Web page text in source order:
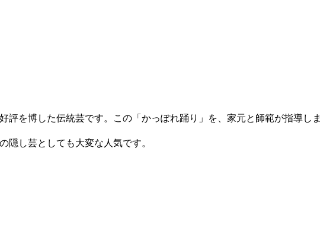
を博した伝統芸です。この「かっぽれ踊り」を、家元と師範が指導しま
隠し芸としても大変な人気です。